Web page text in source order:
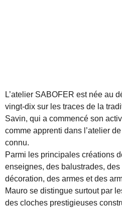
L’atelier SABOFER est née au
vingt-dix sur les traces de la
Savin, qui a commencé son
comme apprenti dans l’atelier
connu.
Parmi les principales créations
enseignes, des balustrades,
décoration, des armes et des
Mauro se distingue surtout par
des cloches prestigieuses